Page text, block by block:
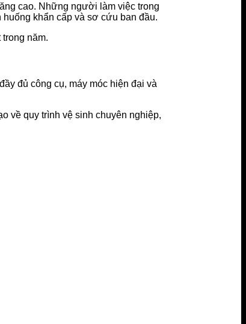
cao. Những người làm việc trong
khẩn cấp và sơ cứu ban đầu.
năm.
đủ công cụ, máy móc hiện đại và
về quy trình vệ sinh chuyên nghiệp,